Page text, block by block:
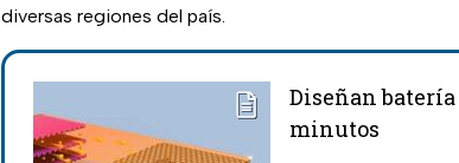
diversas regiones del país.
Diseñan
minutos